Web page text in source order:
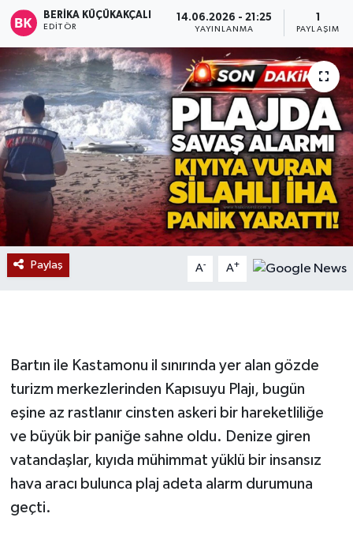
BERIKA KÜÇÜKAKÇALI
EDITÖR
14.06.2026 - 21:25
YAYINLANMA
1
PAYLAŞIM
Paylaş A- A+
Bartın ile Kastamonu il sınırında yer alan gözde
turizm merkezlerinden Kapısuyu Plajı, bugün
eşine az rastlanır cinsten askeri bir hareketliliğe
ve büyük bir paniğe sahne oldu. Denize giren
vatandaşlar, kıyıda mühimmat yüklü bir insansız
hava aracı bulunca plaj adeta alarm durumuna
geçti.
Bolu
ÇEVRE
BİLİM VE TEKNOLOJİ
DUNYA
Düzce
Eğitim
Genel
Gökçebey
GÜNDEM
İş ilanı